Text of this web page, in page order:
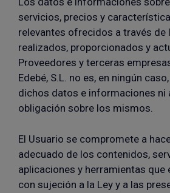
servicios, precios y
relevantes ofrecidos a través de
realizados, proporcionados y
Proveedores y terceras
Edebé, S.L. no es, en ningún
dichos datos e informaciones ni
obligación sobre los mismos.
El Usuario se compromete a
adecuado de los contenidos,
aplicaciones y herramientas que
con sujeción a la Ley y a las